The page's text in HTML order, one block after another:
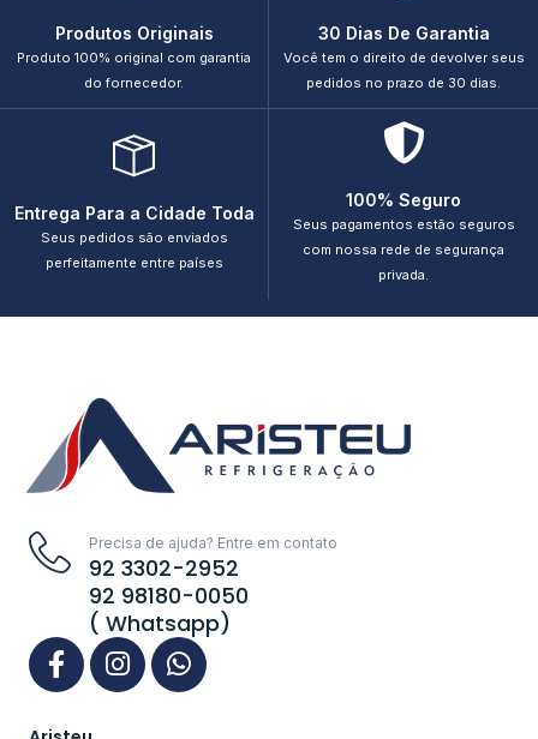
Produtos Originais
Produto 100% original com garantia
do fornecedor.
30 Dias De Garantia
Você tem o direito de devolver seus
pedidos no prazo de 30 dias.
Entrega Para a Cidade Toda
Seus pedidos são enviados
perfeitamente entre países
100% Seguro
Seus pagamentos estão seguros
com nossa rede de segurança
privada.
Precisa de ajuda? Entre em contato
92 3302-2952
92 98180-0050
( Whatsapp)